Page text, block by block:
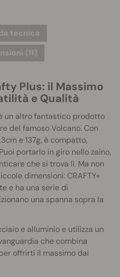
tecnica
(11)
Plus: il Massimo
e Qualità
un altro fantastico prodotto
del famoso Volcano. Con
e 137g, è compatto,
portarlo in giro nello zaino,
che si trova lì. Ma non
dimensioni: CRAFTY+
e ha una serie di
una spanna sopra la
e alluminio e utilizza un
che combina
offrirti il massimo dai